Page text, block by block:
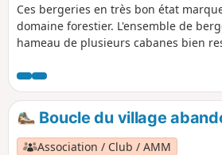
Ces bergeries en très bon état
domaine forestier. L'ensemble de
hameau de plusieurs cabanes bien
rocheuses et la présence du ruisseau
Ombragé sur tout le parcours,
ancienne piste forestière qui s’élève
sein d’une forêt où le hêtre est
pin laricio, tout en bordure du
Boucle du village
Association / Club / AMM